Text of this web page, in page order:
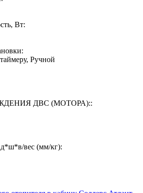
Вт:
Ручной
ДВС (МОТОРА)::
вес (мм/кг):